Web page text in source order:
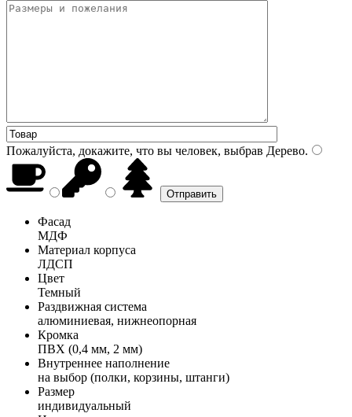
Пожалуйста, докажите, что вы человек, выбрав Дерево.
Фасад
МДФ
Материал корпуса
ЛДСП
Цвет
Темный
Раздвижная система
алюминиевая, нижнеопорная
Кромка
ПВХ (0,4 мм, 2 мм)
Внутреннее наполнение
на выбор (полки, корзины, штанги)
Размер
индивидуальный